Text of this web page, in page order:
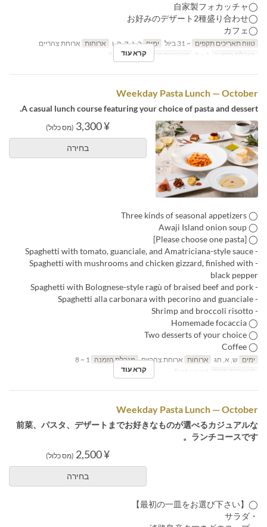
◯自家製フォカッチャ
◯お好みのデザート2種盛り合わせ
◯カフェ
טווח תאריכים תקפים ~ 31 ביול ימים ב, ג, ד, ה, ו ארוחות ארוחת צהריים
מגבלת הזמנה
קטגוריית מקום Restaurant
קרא עוד
Weekday Pasta Lunch — October
A casual lunch course featuring your choice of pasta and dessert.
¥ 3,300 (מס כלול)
בחירה
◯ Three kinds of seasonal appetizers
◯ Awaji Island onion soup
◯ [Please choose one pasta]
- Spaghetti with tomato, guanciale, and Amatriciana-style sauce
- Spaghetti with mushrooms and chicken gizzard, finished with
black pepper
- Spaghetti with Bolognese-style ragù of braised beef and pork
- Spaghetti alla carbonara with pecorino and guanciale
- Shrimp and broccoli risotto
◯ Homemade focaccia
◯ Two desserts of your choice
◯ Coffee
ימים ש, א, חג ארוחות ארוחת צהריים מגבלת הזמנה
קטגוריית מקום
קרא עוד
Weekday Pasta Lunch — October
前菜、パスタ、デザートまでお好きなものが選べるカジュアルな
ランチコースです。
¥ 2,500 (מס כלול)
בחירה
◯【最初の一皿をお選び下さい】
・サラダ